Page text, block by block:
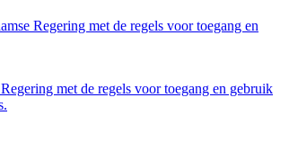
Regering met de regels voor toegang en
met de regels voor toegang en gebruik